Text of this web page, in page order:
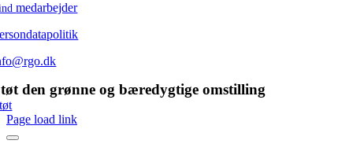
medarbejder
den grønne og bæredygtige omstilling
Page load link